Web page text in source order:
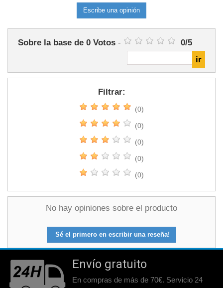
Escribe una opinión
Sobre la base de 0 Votos - 0/5
Filtrar:
(0)
(0)
(0)
(0)
(0)
No hay opiniones sobre el producto
Sé el primero en escribir una reseña!
Envío gratuito
En compras de más de 70€. Servicio 24